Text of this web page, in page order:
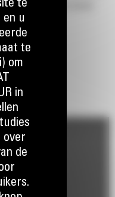
leveren over een breed
21 US ton) ten opzichte
aandrijving in zijn klasse
krijgt dat u verwacht.
dynamische
(ABS),
verbeteren het
de machine en
te
u
te
om
in
over
de